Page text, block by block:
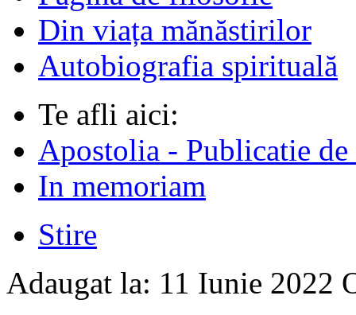
Din viața mănăstirilor
Autobiografia spirituală
Te afli aici:
Apostolia - Publicatie
In memoriam
Stire
Adaugat la: 11 Iunie 2022